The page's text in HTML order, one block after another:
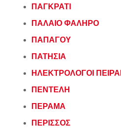
ΠΑΓΚΡΑΤΙ
ΠΑΛΑΙΟ ΦΑΛΗΡΟ
ΠΑΠΑΓΟΥ
ΠΑΤΗΣΙΑ
ΗΛΕΚΤΡΟΛΟΓΟΙ
ΠΕΝΤΕΛΗ
ΠΕΡΑΜΑ
ΠΕΡΙΣΣΟΣ